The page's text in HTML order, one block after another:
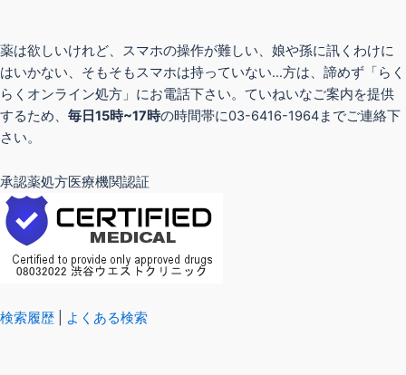
薬は欲しいけれど、スマホの操作が難しい、娘や孫に訊くわけに
はいかない、そもそもスマホは持っていない…方は、諦めず「らく
らくオンライン処方」にお電話下さい。ていねいなご案内を提供
するため、 毎日15時~17時の時間帯に03-6416-1964までご連絡下
さい。
承認薬処方医療機関認証
検索履歴 よくある検索